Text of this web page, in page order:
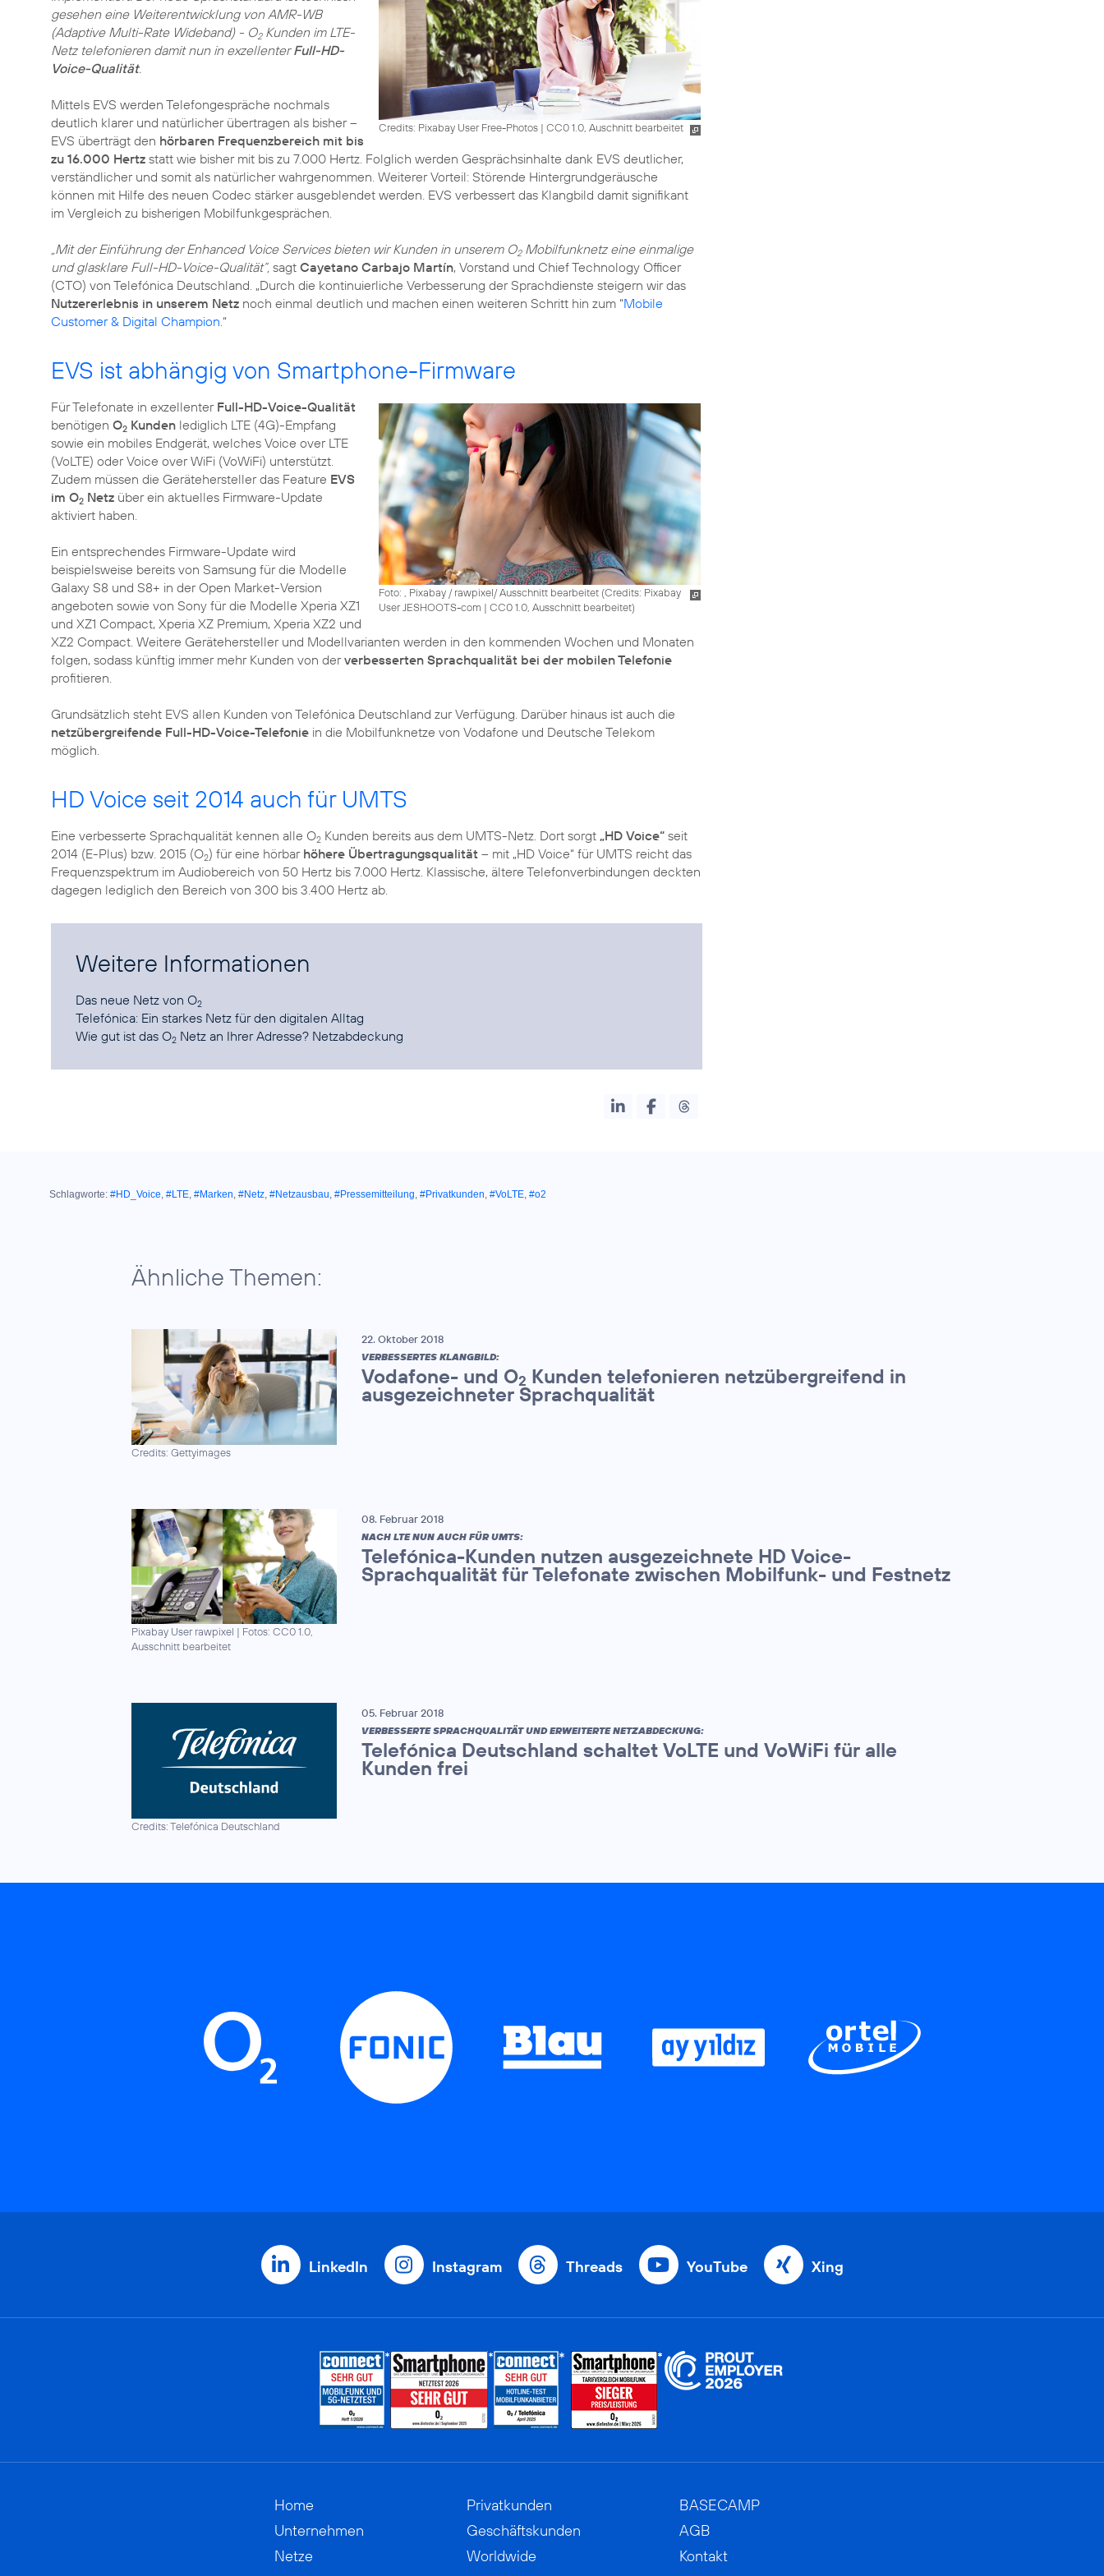
Credits: Pixabay User Free-Photos| CC0 1.0, Auschnitt bearbeitet
gesehen eine Weiterentwicklung von AMR-WB
(Adaptive Multi-Rate Wideband) - O2Kunden im LTE-
Netz telefonieren damit nun in exzellenterFull-HD-
Voice-Qualität.
Mittels EVS werden Telefongespräche nochmals
deutlich klarer und natürlicher übertragen als bisher –
EVS überträgt den hörbaren Frequenzbereich mit bis
zu 16.000 Hertz statt wie bisher mit bis zu 7.000 Hertz. Folglich werden Gesprächsinhalte dank EVS deutlicher,
verständlicher und somit als natürlicher wahrgenommen. Weiterer Vorteil: Störende Hintergrundgeräusche
können mit Hilfe des neuen Codec stärker ausgeblendet werden. EVS verbessert das Klangbild damit signifikant
im Vergleich zu bisherigen Mobilfunkgesprächen.
„Mit der Einführung der Enhanced Voice Services bieten wir Kunden in unserem O2Mobilfunknetz eine einmalige
und glasklare Full-HD-Voice-Qualität“, sagt Cayetano Carbajo Martín, Vorstand und Chief Technology Officer
(CTO) von Telefónica Deutschland. „Durch die kontinuierliche Verbesserung der Sprachdienste steigern wir das
Nutzererlebnis in unserem Netz noch einmal deutlich und machen einen weiteren Schritt hin zum “Mobile
Customer & Digital Champion.“
EVS ist abhängig von Smartphone-Firmware
Foto: , Pixabay / rawpixel/ Ausschnitt bearbeitet (Credits: Pixabay
User JESHOOTS-com | CC0 1.0, Ausschnitt bearbeitet)
Für Telefonate in exzellenter Full-HD-Voice-Qualität
benötigen O2 Kunden lediglich LTE (4G)-Empfang
sowie ein mobiles Endgerät, welches Voice over LTE
(VoLTE) oder Voice over WiFi (VoWiFi) unterstützt.
Zudem müssen die Gerätehersteller das Feature EVS
im O2 Netz über ein aktuelles Firmware-Update
aktiviert haben.
Ein entsprechendes Firmware-Update wird
beispielsweise bereits von Samsung für die Modelle
Galaxy S8 und S8+ in der Open Market-Version
angeboten sowie von Sony für die Modelle Xperia XZ1
und XZ1 Compact, Xperia XZ Premium, Xperia XZ2 und
XZ2 Compact. Weitere Gerätehersteller und Modellvarianten werden in den kommenden Wochen und Monaten
folgen, sodass künftig immer mehr Kunden von derverbesserten Sprachqualität bei der mobilen Telefonie
profitieren.
Grundsätzlich steht EVS allen Kunden von Telefónica Deutschland zur Verfügung. Darüber hinaus ist auch die
netzübergreifende Full-HD-Voice-Telefonie in die Mobilfunknetze von Vodafone und Deutsche Telekom
möglich.
HD Voice seit 2014 auch für UMTS
Eine verbesserte Sprachqualität kennen alle O2 Kunden bereits aus dem UMTS-Netz. Dort sorgt „HD Voice“ seit
2014 (E-Plus) bzw. 2015 (O2) für eine hörbar höhere Übertragungsqualität – mit „HD Voice“ für UMTS reicht das
Frequenzspektrum im Audiobereich von 50 Hertz bis 7.000 Hertz. Klassische, ältere Telefonverbindungen deckten
dagegen lediglich den Bereich von 300 bis 3.400 Hertz ab.
Weitere Informationen
Das neue Netz von O2
Telefónica: Ein starkes Netz für den digitalen Alltag
Wie gut ist das O2 Netz an Ihrer Adresse? Netzabdeckung
Schlagworte: #HD_Voice, #LTE, #Marken, #Netz, #Netzausbau, #Pressemitteilung, #Privatkunden, #VoLTE, #o2
Ähnliche Themen:
Credits: Gettyimages
22. Oktober 2018
VERBESSERTES KLANGBILD:
Vodafone- und O2 Kunden telefonieren netzübergreifend in
ausgezeichneter Sprachqualität
Pixabay User rawpixel | Fotos: CC0 1.0,
Ausschnitt bearbeitet
08. Februar 2018
NACH LTE NUN AUCH FÜR UMTS:
Telefónica-Kunden nutzen ausgezeichnete HD Voice-
Sprachqualität für Telefonate zwischen Mobilfunk- und Festnetz
Credits: Telefónica Deutschland
05. Februar 2018
VERBESSERTE SPRACHQUALITÄT UND ERWEITERTE NETZABDECKUNG:
Telefónica Deutschland schaltet VoLTE und VoWiFi für alle
Kunden frei
LinkedIn Instagram Threads YouTube Xing
Home
Unternehmen
Netze
Privatkunden
Geschäftskunden
Worldwide
BASECAMP
AGB
Kontakt